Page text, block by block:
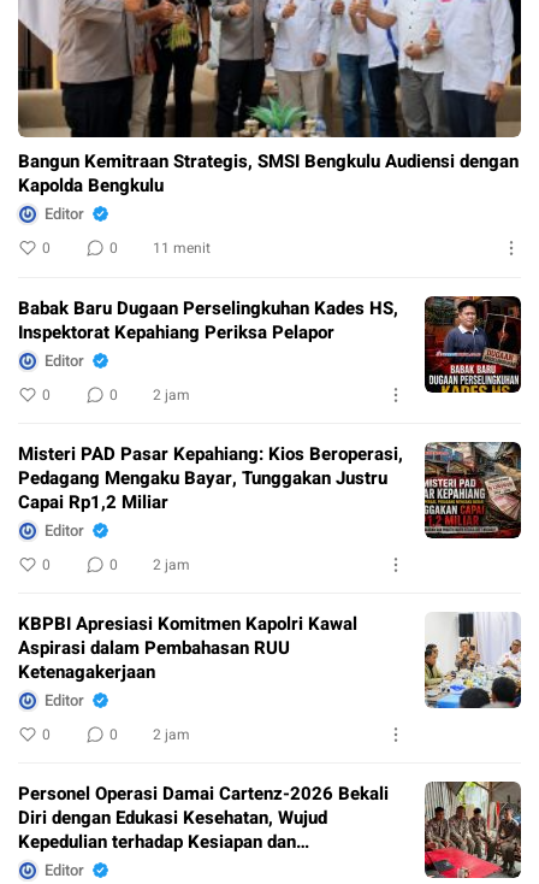
Bangun Kemitraan Strategis, SMSI Bengkulu Audiensi dengan
Kapolda Bengkulu
Editor
0 0 11 menit
Babak Baru Dugaan Perselingkuhan Kades HS,
Inspektorat Kepahiang Periksa Pelapor
Editor
0 0 2 jam
Misteri PAD Pasar Kepahiang: Kios Beroperasi,
Pedagang Mengaku Bayar, Tunggakan Justru
Capai Rp1,2 Miliar
Editor
0 0 2 jam
KBPBI Apresiasi Komitmen Kapolri Kawal
Aspirasi dalam Pembahasan RUU
Ketenagakerjaan
Editor
0 0 2 jam
Personel Operasi Damai Cartenz-2026 Bekali
Diri dengan Edukasi Kesehatan, Wujud
Kepedulian terhadap Kesiapan dan
Kesejahteraan Anggota
Editor